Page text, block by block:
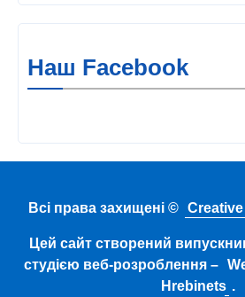
Наш Facebook
Всі права захищені ©
Цей сайт створений
студією веб-розроблення –
Hrebinets .